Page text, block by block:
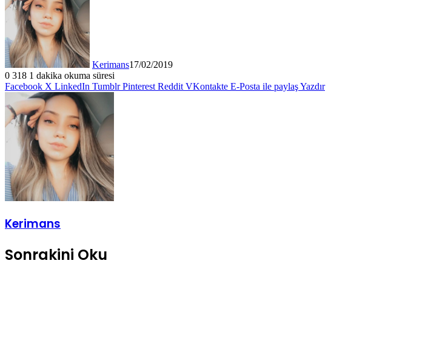
Kerimans17/02/2019
0 318 1 dakika okuma süresi
Facebook X LinkedIn Tumblr Pinterest Reddit VKontakte E-Posta ile paylaşYazdır
Kerimans
Sonrakini Oku